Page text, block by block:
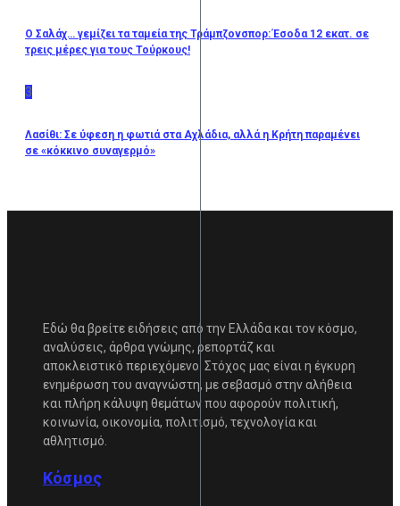
Ο Σαλάχ… γεμίζει τα ταμεία της Τράμπζονσπορ: Έσοδα 12 εκατ. σε
τρεις μέρες για τους Τούρκους!
3
Λασίθι: Σε ύφεση η φωτιά στα Αχλάδια, αλλά η Κρήτη παραμένει
σε «κόκκινο συναγερμό»
Εδώ θα βρείτε ειδήσεις από την Ελλάδα και τον κόσμο,
αναλύσεις, άρθρα γνώμης, ρεπορτάζ και
αποκλειστικό περιεχόμενο. Στόχος μας είναι η έγκυρη
ενημέρωση του αναγνώστη, με σεβασμό στην αλήθεια
και πλήρη κάλυψη θεμάτων που αφορούν πολιτική,
κοινωνία, οικονομία, πολιτισμό, τεχνολογία και
αθλητισμό.
Κόσμος